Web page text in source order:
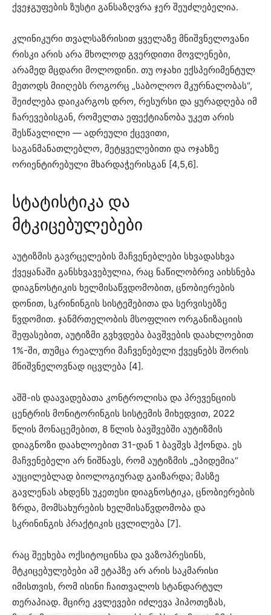
ქვეჯგუფების ზუსტი განსაზღვრა ჯერ შეუძლებელია.
კლინიკური თვალსაზრისით ყველაზე მნიშვნელოვანი
რისკი არის არა მხოლოდ გვერდითი მოვლენები,
არამედ მცდარი მოლოდინი. თუ ოჯახი ექსპერიმენტულ
მეთოდს მიიღებს როგორც „საბოლოო მკურნალობას“,
შეიძლება დაიკარგოს დრო, რესურსი და ყურადღება იმ
ჩარევებისგან, რომელთა ეფექტიანობა უკეთ არის
შესწავლილი — ადრეული ქცევითი,
საგანმანათლებლო, მეტყველებითი და ოჯახზე
ორიენტირებული მხარდაჭერისგან [4,5,6].
სტატისტიკა და
მტკიცებულებები
აუტიზმის გავრცელების მაჩვენებლები სხვადასხვა
ქვეყანაში განსხვავებულია, რაც ნაწილობრივ აიხსნება
დიაგნოსტიკის ხელმისაწვდომობით, ცნობიერების
დონით, სკრინინგის სისტემებითა და სერვისებზე
წვდომით. ჯანმრთელობის მსოფლიო ორგანიზაციის
შეფასებით, აუტიზმი გვხვდება ბავშვების დაახლოებით
1%-ში, თუმცა რეალური მაჩვენებელი ქვეყნებს შორის
მნიშვნელოვნად იცვლება [4].
აშშ-ის დაავადებათა კონტროლისა და პრევენციის
ცენტრის მონიტორინგის სისტემის მიხედვით, 2022
წლის მონაცემებით, 8 წლის ბავშვებში აუტიზმის
დიაგნოზი დაახლოებით 31-დან 1 ბავშვს ჰქონდა. ეს
მაჩვენებელი არ ნიშნავს, რომ აუტიზმის „ეპიდემია“
აუცილებლად ბიოლოგიურად გაიზარდა; მასზე
გავლენას ახდენს უკეთესი დიაგნოსტიკა, ცნობიერების
ზრდა, მომსახურების ხელმისაწვდომობა და
სკრინინგის პრაქტიკის ცვლილება [7].
რაც შეეხება ოქსიტოცინსა და ვაზოპრესინს,
მტკიცებულებები ამ ეტაპზე არ არის საკმარისი
იმისთვის, რომ ისინი ჩაითვალოს სტანდარტულ
თერაპიად. მცირე კვლევები იძლევა ჰიპოთეზას,